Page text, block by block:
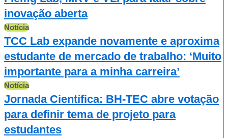
inovação aberta
Notícia
TCC Lab expande novamente e aproxima
estudante de mercado de trabalho: ‘Muito
importante para a minha carreira’
Notícia
Jornada Científica: BH-TEC abre votação
para definir tema de projeto para
estudantes